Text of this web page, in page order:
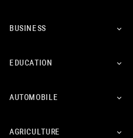
BUSINESS
EDUCATION
AUTOMOBILE
AGRICULTURE